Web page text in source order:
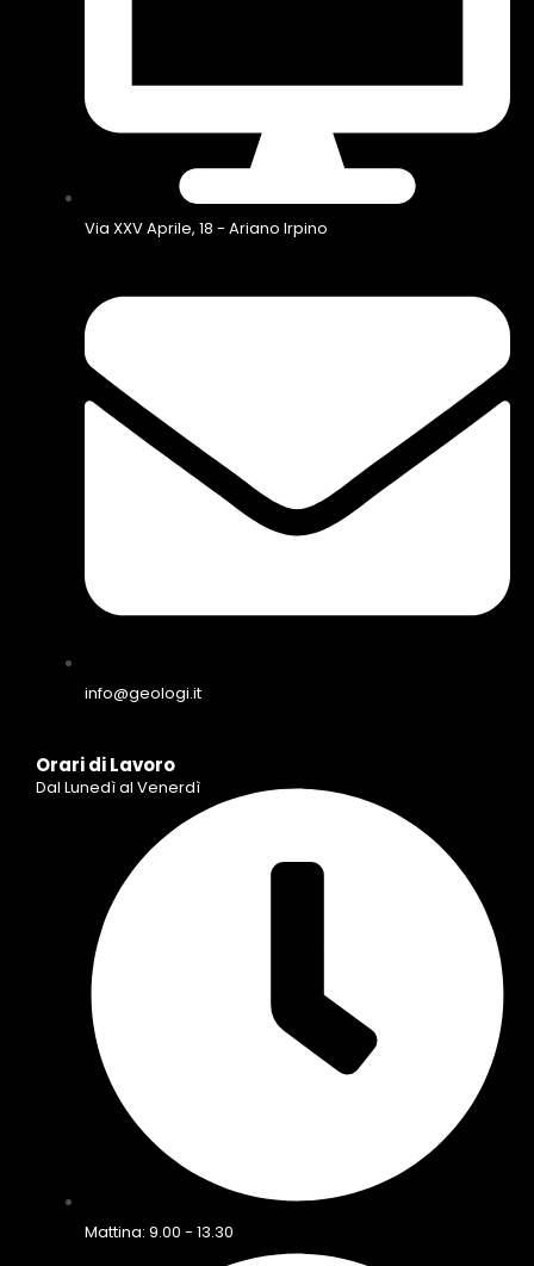
Via XXV Aprile, 18 - Ariano Irpino
info@geologi.it
Orari di Lavoro
Dal Lunedì al Venerdì
Mattina: 9.00 - 13.30